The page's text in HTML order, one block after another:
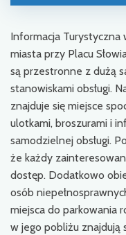
Informacja Turystyczna
miasta przy Placu
są przestronne z dużą
stanowiskami obsługi.
znajduje się miejsce
ulotkami, broszurami i
samodzielnej obsługi.
że każdy
dostęp. Dodatkowo
osób
miejsca do parkowania
w jego pobliżu znajdują